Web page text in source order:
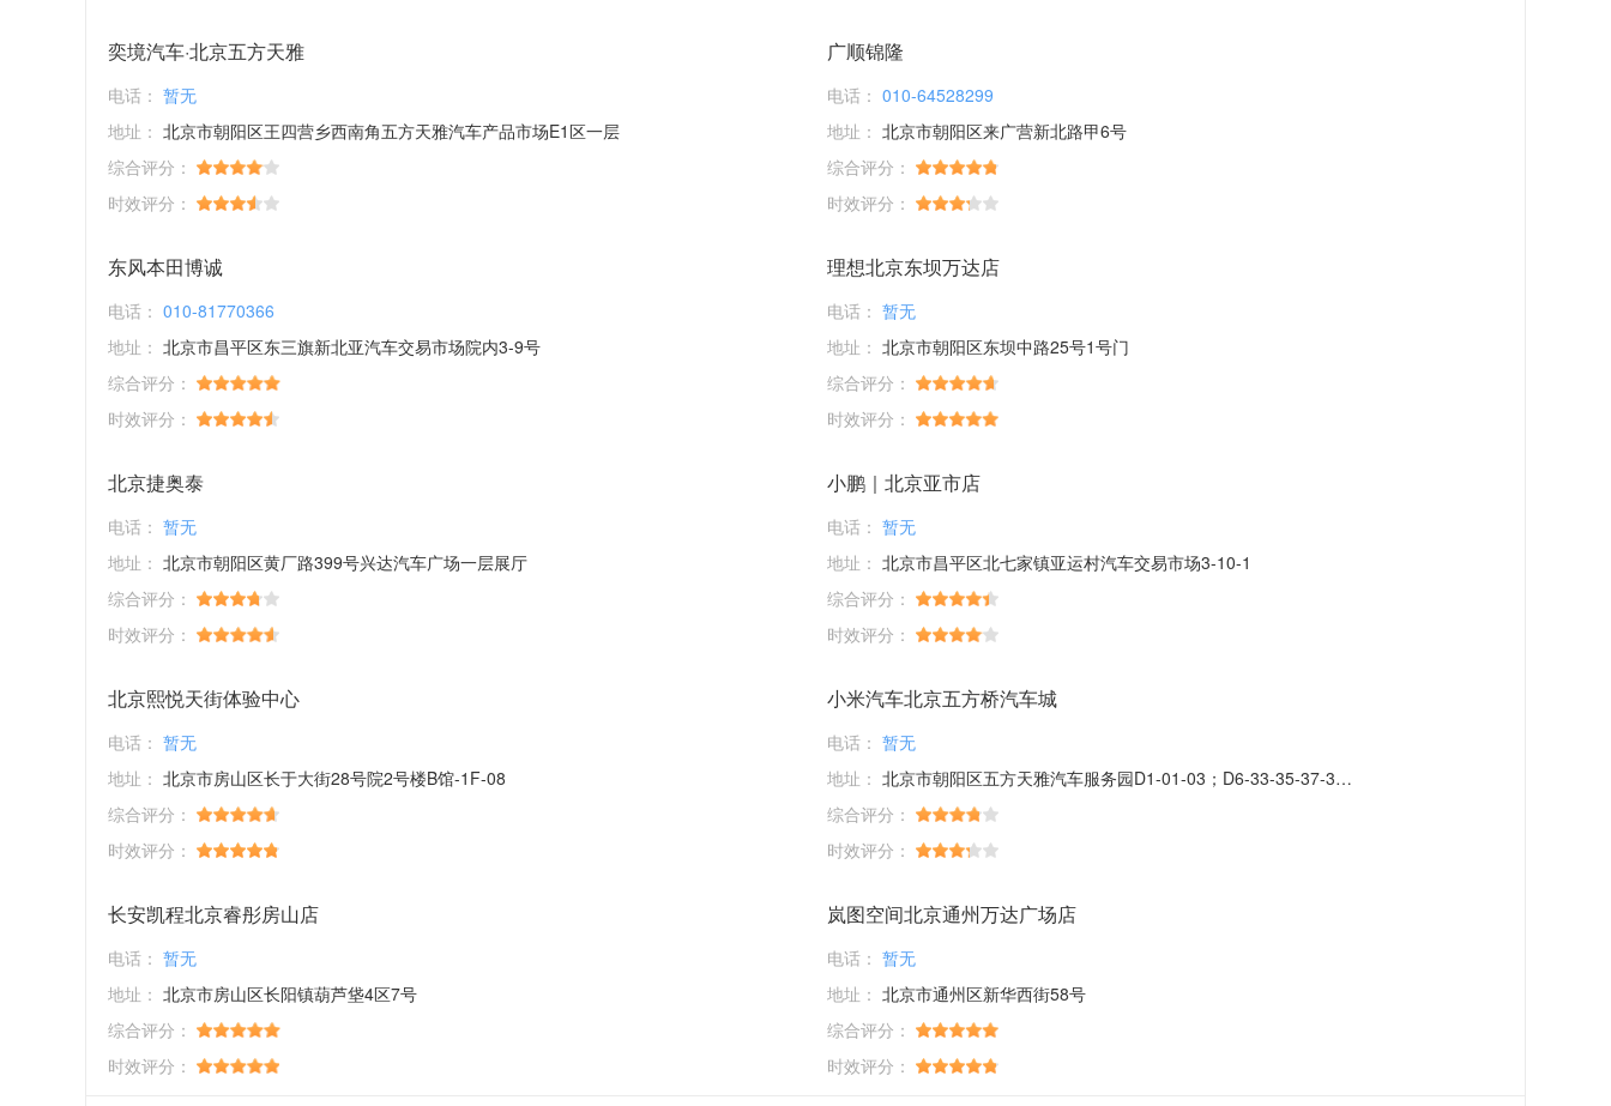
奕境汽车·北京五方天雅
电话： 暂无
地址： 北京市朝阳区王四营乡西南角五方天雅汽车产品市场E1区一层
综合评分：
时效评分：
广顺锦隆
电话： 010-64528299
地址： 北京市朝阳区来广营新北路甲6号
综合评分：
时效评分：
东风本田博诚
电话： 010-81770366
地址： 北京市昌平区东三旗新北亚汽车交易市场院内3-9号
综合评分：
时效评分：
理想北京东坝万达店
电话： 暂无
地址： 北京市朝阳区东坝中路25号1号门
综合评分：
时效评分：
北京捷奥泰
电话： 暂无
地址： 北京市朝阳区黄厂路399号兴达汽车广场一层展厅
综合评分：
时效评分：
小鹏｜北京亚市店
电话： 暂无
地址： 北京市昌平区北七家镇亚运村汽车交易市场3-10-1
综合评分：
时效评分：
北京熙悦天街体验中心
电话： 暂无
地址： 北京市房山区长于大街28号院2号楼B馆-1F-08
综合评分：
时效评分：
小米汽车北京五方桥汽车城
电话： 暂无
地址： 北京市朝阳区五方天雅汽车服务园D1-01-03；D6-33-35-37-39-41-43-45-47-49-51；D7-42-46-48-50-52-56-58-60-62-66
综合评分：
时效评分：
长安凯程北京睿彤房山店
电话： 暂无
地址： 北京市房山区长阳镇葫芦垡4区7号
综合评分：
时效评分：
岚图空间北京通州万达广场店
电话： 暂无
地址： 北京市通州区新华西街58号
综合评分：
时效评分：